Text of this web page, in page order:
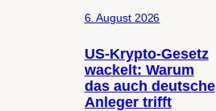
6. August 2026
US-Krypto-Gesetz
wackelt: Warum
das auch deutsche
Anleger trifft